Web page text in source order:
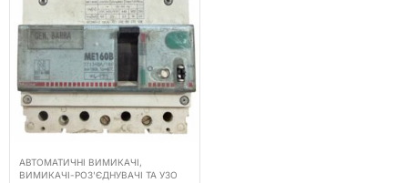
АВТОМАТИЧНІ ВИМИКАЧІ,
ВИМИКАЧІ-РОЗ'ЄДНУВАЧІ ТА УЗО